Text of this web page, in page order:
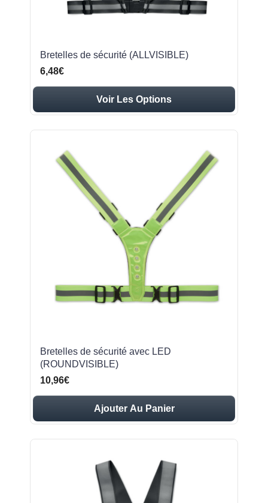
Bretelles de sécurité (ALLVISIBLE)
6,48€
Voir Les Options
Bretelles de sécurité avec LED
(ROUNDVISIBLE)
10,96€
Ajouter Au Panier